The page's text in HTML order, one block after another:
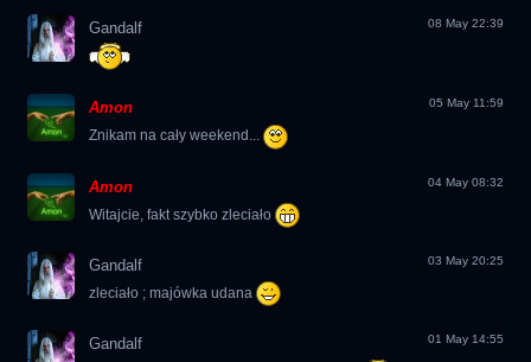
Gandalf 08 May 22:39
Amon
Znikam na cały weekend...
05 May 11:59
Amon
Witajcie, fakt szybko zleciało
04 May 08:32
Gandalf
zleciało ; majówka udana
03 May 20:25
Gandalf 01 May 14:55